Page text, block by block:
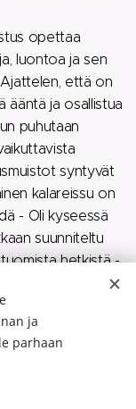
opettaa
luontoa ja sen
että on
ääntä ja osallistua
puhutaan
syntyvät
kalareissu on
- Oli kyseessä
suunniteltu
hetkistä -
ja
parhaan